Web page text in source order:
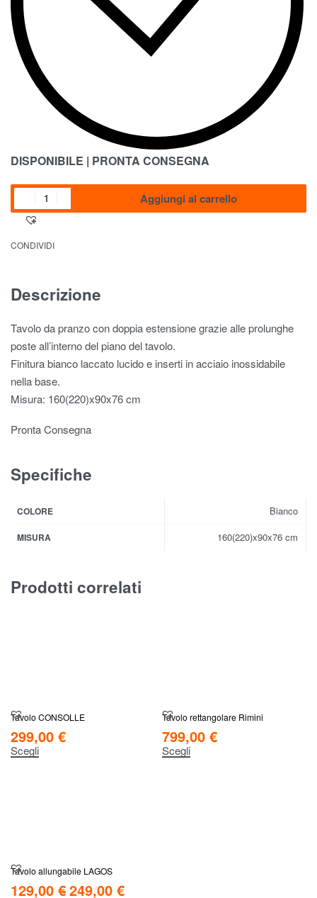
DISPONIBILE | PRONTA CONSEGNA
Aggiungi al carrello
CONDIVIDI
Descrizione
Tavolo da pranzo con doppia estensione grazie alle prolunghe
poste all’interno del piano del tavolo.
Finitura bianco laccato lucido e inserti in acciaio inossidabile
nella base.
Misura: 160(220)x90x76 cm
Pronta Consegna
Specifiche
COLORE Bianco
MISURA 160(220)x90x76 cm
Prodotti correlati
Tavolo CONSOLLE
299,00 €
Scegli
Tavolo rettangolare Rimini
799,00 €
Scegli
Tavolo allungabile LAGOS
129,00 €249,00 €